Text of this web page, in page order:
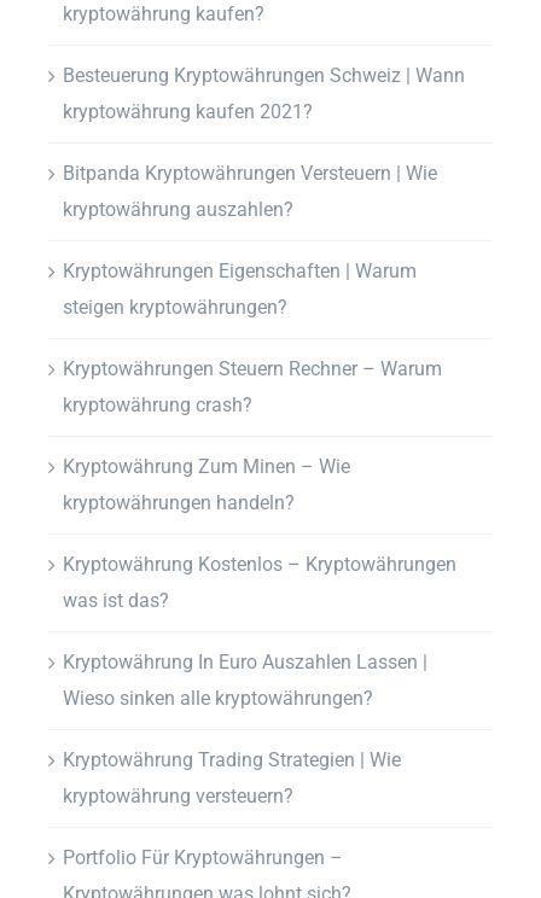
kryptowährung kaufen?
Besteuerung Kryptowährungen Schweiz | Wann
kryptowährung kaufen 2021?
Bitpanda Kryptowährungen Versteuern | Wie
kryptowährung auszahlen?
Kryptowährungen Eigenschaften | Warum
steigen kryptowährungen?
Kryptowährungen Steuern Rechner – Warum
kryptowährung crash?
Kryptowährung Zum Minen – Wie
kryptowährungen handeln?
Kryptowährung Kostenlos – Kryptowährungen
was ist das?
Kryptowährung In Euro Auszahlen Lassen |
Wieso sinken alle kryptowährungen?
Kryptowährung Trading Strategien | Wie
kryptowährung versteuern?
Portfolio Für Kryptowährungen –
Kryptowährungen was lohnt sich?